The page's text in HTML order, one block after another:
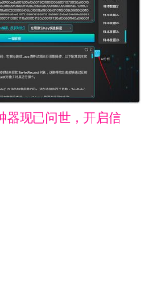
器现已问世，开启信